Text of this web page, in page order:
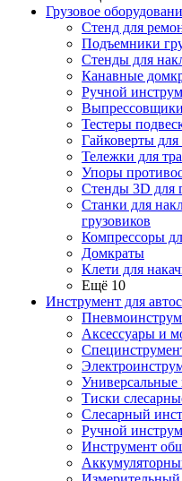
Грузовое
Стенд для
Подъемники
Стенды для
Канавные
Ручной
Тестеры
Гайковерты
Тележки для
Упоры
Стенды 3D для
Станки для
грузовиков
Компрессоры
Домкраты
Клети для
Ещё 10
Инструмент для
Аксессуары и
Универсальные
Тиски
Слесарный
Ручной
Инструмент